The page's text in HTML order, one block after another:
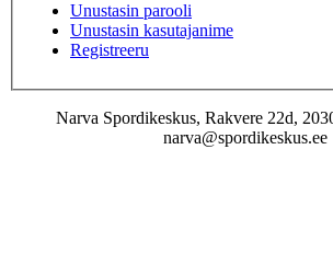
Unustasin parooli
Unustasin kasutajanime
Registreeru
Narva Spordikeskus, Rakvere 22d,
narva@spordikeskus.ee